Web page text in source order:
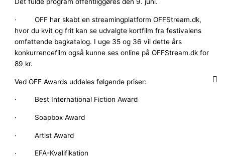
Det fulde program offentliggøres den 9. juni.
· OFF har skabt en streamingplatform OFFStream.dk,
hvor du kvit og frit kan se udvalgte kortfilm fra festivalens
omfattende bagkatalog. I uge 35 og 36 vil dette års
konkurrencefilm også kunne ses online på OFFStream.dk for
89 kr.
Ved OFF Awards uddeles følgende priser:
· Best International Fiction Award
· Soapbox Award
· Artist Award
· EFA-Kvalifikation